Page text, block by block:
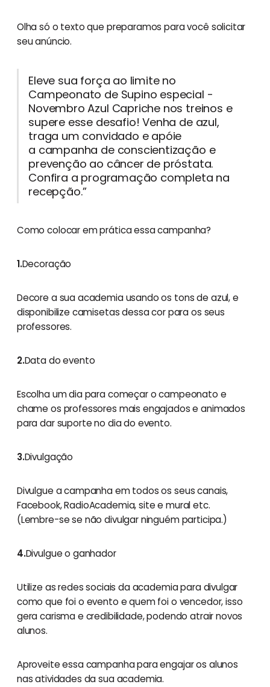
Olha só o texto que preparamos para você solicitar
seu anúncio.
Eleve sua força ao limite no
Campeonato de Supino especial -
Novembro Azul Capriche nos treinos e
supere esse desafio! Venha de azul,
traga um convidado e apóie
a campanha de conscientização e
prevenção ao câncer de próstata.
Confira a programação completa na
recepção.”
Como colocar em prática essa campanha?
1.Decoração
Decore a sua academia usando os tons de azul, e
disponibilize camisetas dessa cor para os seus
professores.
2.Data do evento
Escolha um dia para começar o campeonato e
chame os professores mais engajados e animados
para dar suporte no dia do evento.
3.Divulgação
Divulgue a campanha em todos os seus canais,
Facebook, RadioAcademia, site e mural etc.
(Lembre-se se não divulgar ninguém participa.)
4.Divulgue o ganhador
Utilize as redes sociais da academia para divulgar
como que foi o evento e quem foi o vencedor, isso
gera carisma e credibilidade, podendo atrair novos
alunos.
Aproveite essa campanha para engajar os alunos
nas atividades da sua academia.